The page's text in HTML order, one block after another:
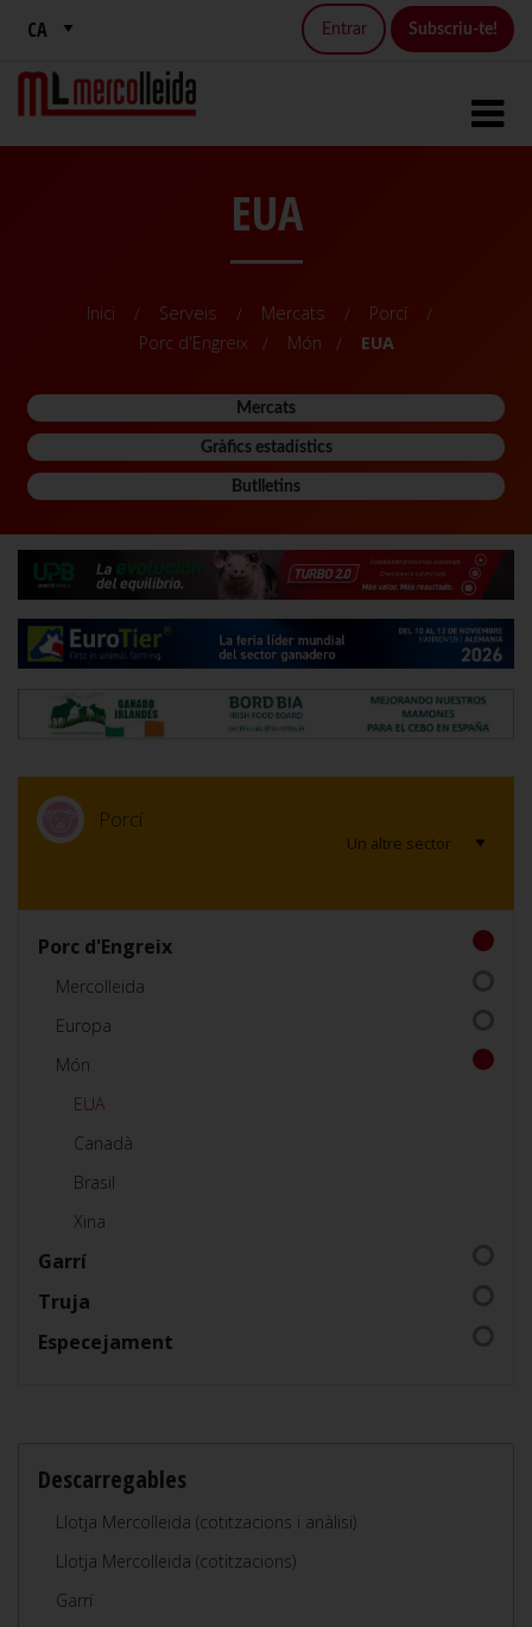
Entrar Subscriu-te!
EUA
Inici Serveis Mercats
Porcí
Porc d'Engreix
Món EUA
Mercats
Gràfics estadístics
Butlletins
Porcí
Porc d'Engreix
Mercolleida
Europa
Món
EUA
Canadà
Brasil
Xina
Garrí
Truja
Especejament
Descarregables
Llotja Mercolleida (cotitzacions i anàlisi)
Llotja Mercolleida (cotitzacions)
Garrí